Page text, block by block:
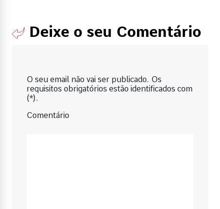
Deixe o seu Comentário
O seu email não vai ser publicado. Os
requisitos obrigatórios estão identificados com
(*).
Comentário